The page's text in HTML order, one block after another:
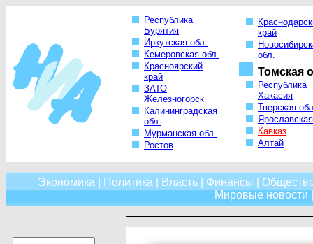
Республика
Бурятия
Иркутская обл.
Кемеровская обл.
Красноярский
край
ЗАТО
Железногорск
Калининградская
обл.
Мурманская обл.
Ростов
край
обл.
Томская
Республика
Хакасия
Тверская
Кавказ
Алтай
Экономика Политика Власть Финансы
Мировые новости